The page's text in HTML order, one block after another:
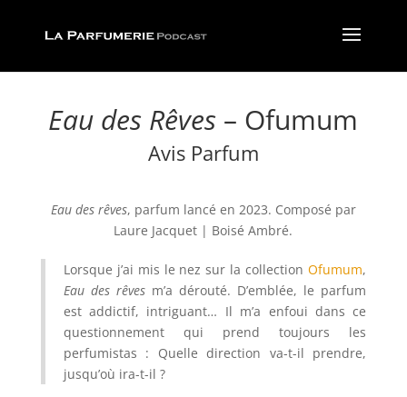
Eau des Rêves – Ofumum
Avis Parfum
Eau des rêves, parfum lancé en 2023. Composé par
Laure Jacquet | Boisé Ambré.
Lorsque j’ai mis le nez sur la collectionOfumum,
Eau des rêvesm’a dérouté. D’emblée, le parfum
est addictif, intriguant… Il m’a enfoui dans ce
questionnement qui prend toujours les
perfumistas : Quelle direction va-t-il prendre,
jusqu’où ira-t-il ?